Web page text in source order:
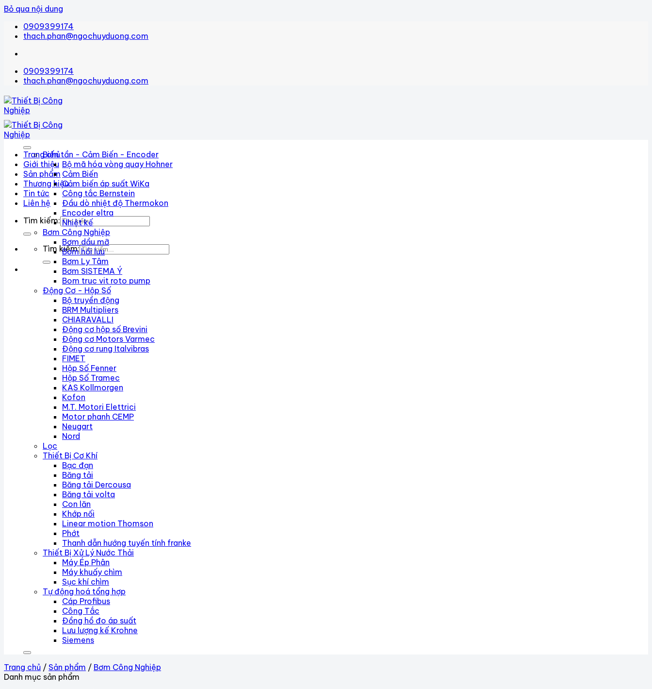
Bỏ qua nội dung
0909399174
thach.phan@ngochuyduong.com
0909399174
thach.phan@ngochuyduong.com
Trang chủ
Giới thiệu
Sản phẩm
Thương hiệu
Tin tức
Liên hệ
Tìm kiếm:
Tìm kiếm:
Biến tần - Cảm Biến - Encoder
Bộ mã hóa vòng quay Hohner
Cảm Biến
Cảm biến áp suất WiKa
Công tắc Bernstein
Đầu dò nhiệt độ Thermokon
Encoder eltra
Nhiệt kế
Bơm Công Nghiệp
Bơm dầu mỡ
Bơm hồi lưu
Bơm Ly Tâm
Bơm SISTEMA Ý
Bom truc vit roto pump
Động Cơ - Hộp Số
Bộ truyền động
BRM Multipliers
CHIARAVALLI
Động cơ hộp số Brevini
Động cơ Motors Varmec
Động cơ rung Italvibras
FIMET
Hộp Số Fenner
Hộp Số Tramec
KAS Kollmorgen
Kofon
M.T. Motori Elettrici
Motor phanh CEMP
Neugart
Nord
Lọc
Thiết Bị Cơ Khí
Bạc đạn
Băng tải
Băng tải Dercousa
Băng tải volta
Con lăn
Khớp nối
Linear motion Thomson
Phớt
Thanh dẫn hướng tuyến tính franke
Thiết Bị Xử Lý Nước Thải
Máy Ép Phân
Máy khuấy chìm
Sục khí chìm
Tự động hoá tổng hợp
Cáp Profibus
Công Tắc
Đồng hồ đo áp suất
Lưu lượng kế Krohne
Siemens
Trang chủ / Sản phẩm / Bơm Công Nghiệp
Danh mục sản phẩm